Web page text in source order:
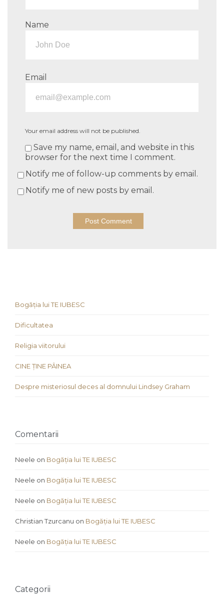
Name
Email
Your email address will not be published.
Save my name, email, and website in this
browser for the next time I comment.
Notify me of follow-up comments by email.
Notify me of new posts by email.
Bogăția lui TE IUBESC
Dificultatea
Religia viitorului
CINE ȚINE PÂINEA
Despre misteriosul deces al domnului Lindsey Graham
Comentarii
Neele on Bogăția lui TE IUBESC
Neele on Bogăția lui TE IUBESC
Neele on Bogăția lui TE IUBESC
Christian Tzurcanu on Bogăția lui TE IUBESC
Neele on Bogăția lui TE IUBESC
Categorii